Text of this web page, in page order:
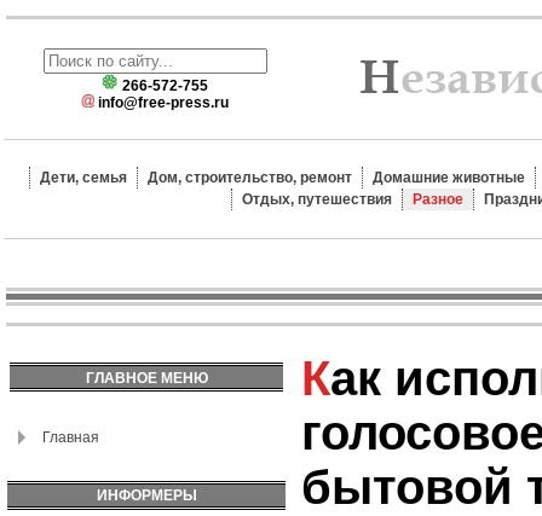
266-572-755
info@free-press.ru
Дети, семья Дом, строительство, ремонт
Домашние животные
Отдых, путешествия
Разное
ГЛАВНОЕ МЕНЮ
Главная
ИНФОРМЕРЫ
Как использовать
бытовой